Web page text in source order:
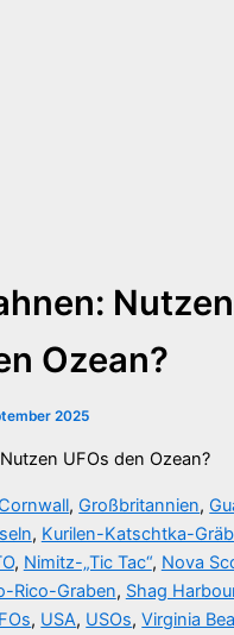
Nutzen
Ozean?
2025
Cornwall, Großbritannien,
, Kurilen-Katschtka-
, Nimitz-„Tic Tac“, Nova
Rico-Graben, Shag
, USA, USOs,Virginia